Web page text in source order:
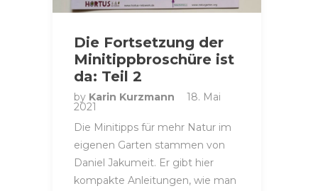
Die Fortsetzung der
Minitippbroschüre ist
da: Teil 2
by Karin Kurzmann 18. Mai
2021
Die Minitipps für mehr Natur im
eigenen Garten stammen von
Daniel Jakumeit. Er gibt hier
kompakte Anleitungen, wie man